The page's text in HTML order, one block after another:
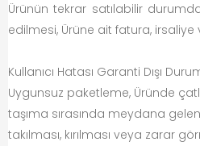
Ürünün tekrar satılabilir
edilmesi, Ürüne ait fatura,
Kullanıcı Hatası Garanti Dışı
Uygunsuz paketleme, Üründe
taşıma sırasında meydana
takılması, kırılması veya zarar